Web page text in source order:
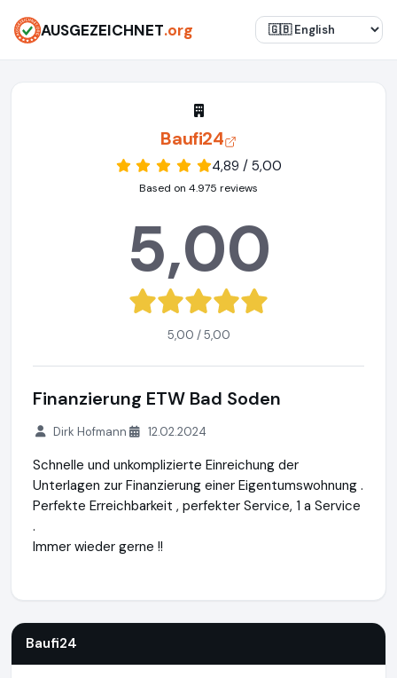
AUSGEZEICHNET.org
Baufi24
4,89 / 5,00
Based on 4.975 reviews
5,00
5,00 / 5,00
Finanzierung ETW Bad Soden
Dirk Hofmann 12.02.2024
Schnelle und unkomplizierte Einreichung der
Unterlagen zur Finanzierung einer Eigentumswohnung .
Perfekte Erreichbarkeit , perfekter Service, 1 a Service
.
Immer wieder gerne !!
Baufi24